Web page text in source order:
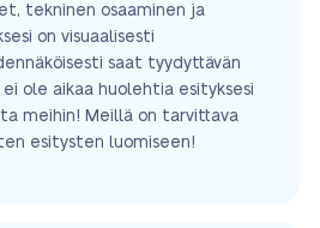
tekninen osaaminen ja
on visuaalisesti
saat tyydyttävän
ei ole aikaa huolehtia esityksesi
meihin! Meillä on tarvittava
esitysten luomiseen!